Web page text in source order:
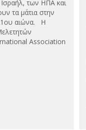
των ΗΠΑ και
τα μάτια στην
αιώνα. Η
Association